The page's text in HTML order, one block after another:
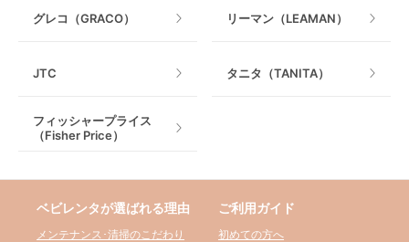
グレコ（GRACO） リーマン（LEAMAN）
JTC タニタ（TANITA）
フィッシャープライス
（Fisher Price）
ベビレンタが選ばれる理由
メンテナンス･清掃のこだわり
ご利用ガイド
初めての方へ